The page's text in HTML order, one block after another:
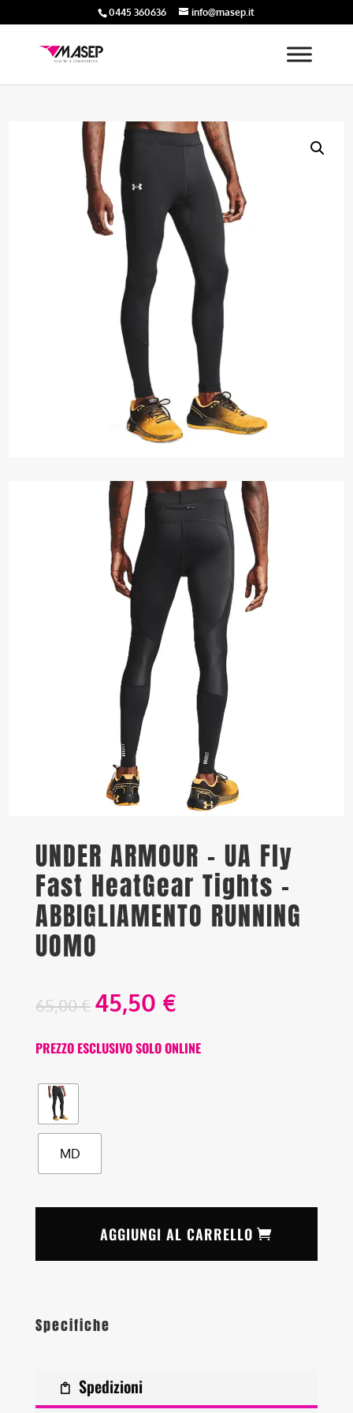
0445 360636 info@masep.it
UNDER ARMOUR – UA Fly
Fast HeatGear Tights –
ABBIGLIAMENTO RUNNING
UOMO
65,00€ 45,50 €
PREZZO ESCLUSIVO SOLO ONLINE
MD
AGGIUNGI AL CARRELLO
Specifiche
Spedizioni